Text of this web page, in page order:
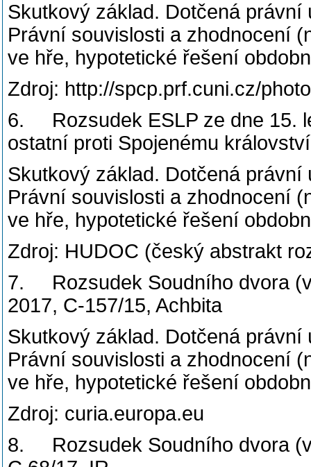
Skutkový základ. Dotčená
Právní souvislosti a zhodnocení
ve hře, hypotetické řešení
Zdroj: http://spcp.prf.cuni.cz/
6. Rozsudek ESLP ze dne 15.
ostatní proti Spojenému království
Skutkový základ. Dotčená
Právní souvislosti a zhodnocení
ve hře, hypotetické řešení
Zdroj: HUDOC (český abstrakt
7. Rozsudek Soudního dvora
2017, C-157/15, Achbita
Skutkový základ. Dotčená
Právní souvislosti a zhodnocení
ve hře, hypotetické řešení
Zdroj: curia.europa.eu
8. Rozsudek Soudního dvora